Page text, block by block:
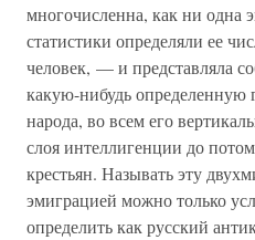
многочисленна, как ни одна
статистики определяли ее
человек, — и представляла
какую-нибудь определенную
народа, во всем его
слоя интеллигенции до
крестьян. Называть эту
эмиграцией можно только
определить как русский